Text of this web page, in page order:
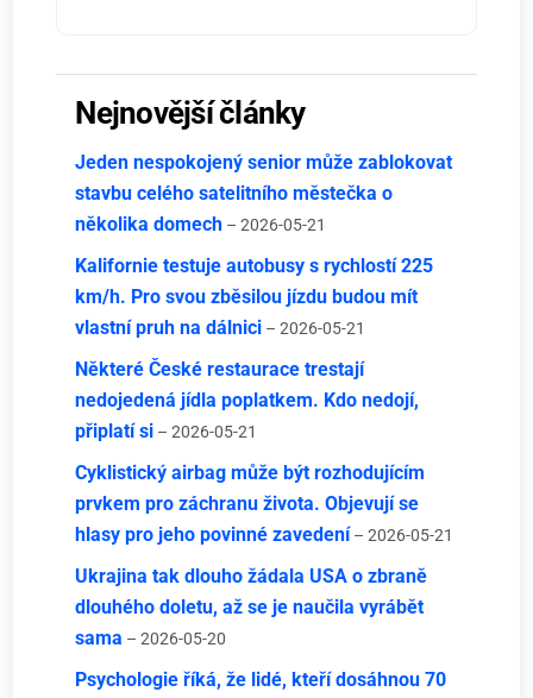
Nejnovější články
Jeden nespokojený senior může zablokovat
stavbu celého satelitního městečka o
několika domech – 2026-05-21
Kalifornie testuje autobusy s rychlostí 225
km/h. Pro svou zběsilou jízdu budou mít
vlastní pruh na dálnici – 2026-05-21
Některé České restaurace trestají
nedojedená jídla poplatkem. Kdo nedojí,
připlatí si – 2026-05-21
Cyklistický airbag může být rozhodujícím
prvkem pro záchranu života. Objevují se
hlasy pro jeho povinné zavedení – 2026-05-21
Ukrajina tak dlouho žádala USA o zbraně
dlouhého doletu, až se je naučila vyrábět
sama – 2026-05-20
Psychologie říká, že lidé, kteří dosáhnou 70